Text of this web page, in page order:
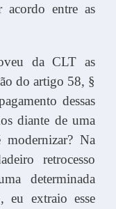
acordo entre as
da CLT as
do artigo 58, §
dessas
diante de uma
modernizar? Na
retrocesso
determinada
eu extraio esse